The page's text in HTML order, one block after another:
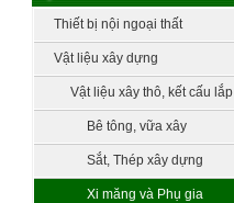
Thiết bị nội ngoại thất
Vật liệu xây dựng
Vật liệu xây thô, kết cấu lắp
Bê tông, vữa xây
Sắt, Thép xây dựng
Xi măng và Phụ gia